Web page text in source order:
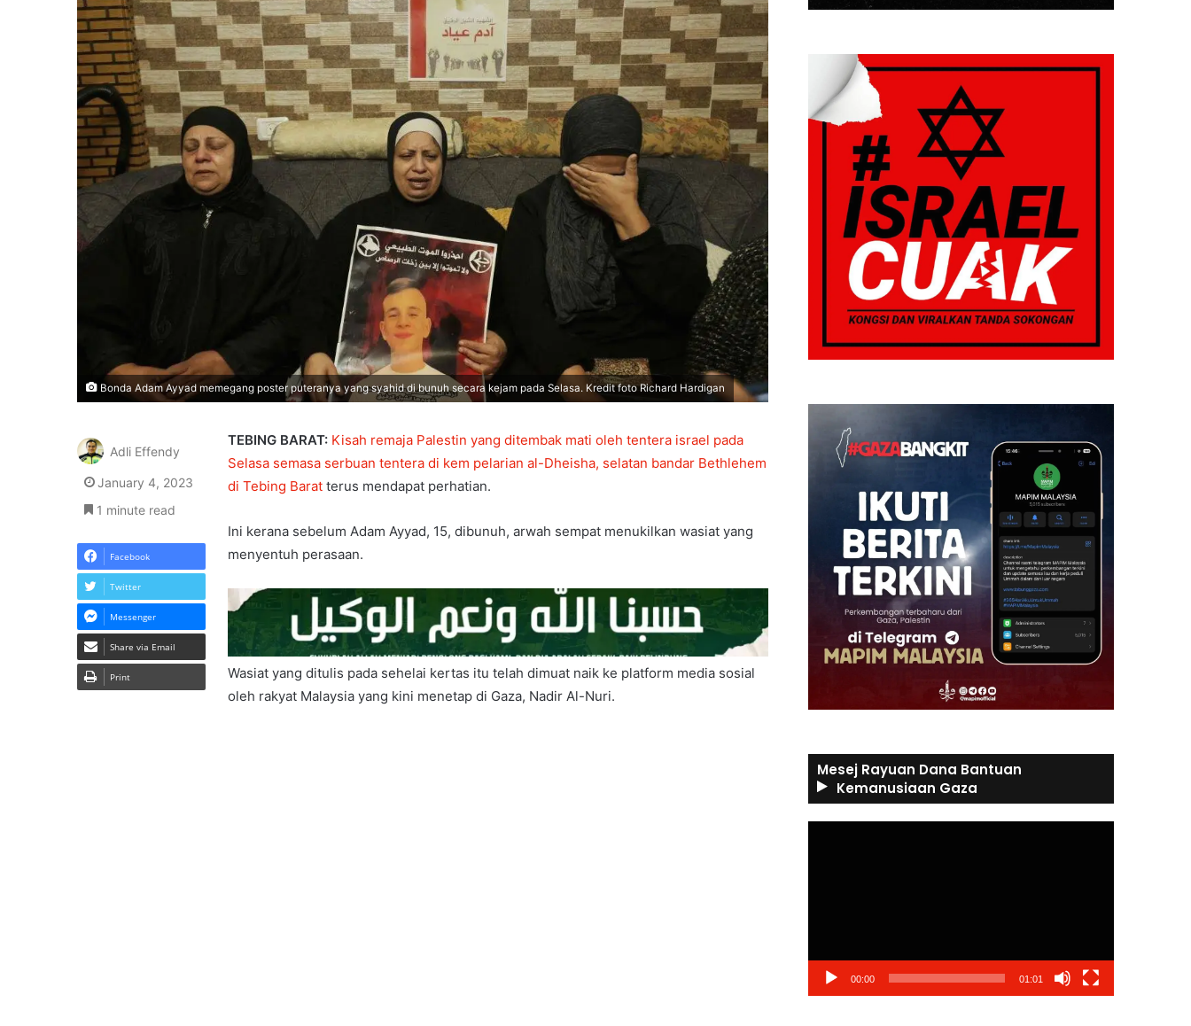
Bonda Adam Ayyad memegang poster puteranya yang syahid di bunuh secara kejam pada Selasa. Kredit foto Richard Hardigan
TEBING BARAT: Kisah remaja Palestin yang ditembak mati oleh tentera israel pada
Selasa semasa serbuan tentera di kem pelarian al-Dheisha, selatan bandar Bethlehem
di Tebing Barat terus mendapat perhatian.
Ini kerana sebelum Adam Ayyad, 15, dibunuh, arwah sempat menukilkan wasiat yang
menyentuh perasaan.
Wasiat yang ditulis pada sehelai kertas itu telah dimuat naik ke platform media sosial
oleh rakyat Malaysia yang kini menetap di Gaza, Nadir Al-Nuri.
Adli Effendy
January 4, 2023
1 minute read
Facebook
Twitter
Messenger
Share via Email
Print
Mesej Rayuan Dana Bantuan
Kemanusiaan Gaza
00:00 01:01